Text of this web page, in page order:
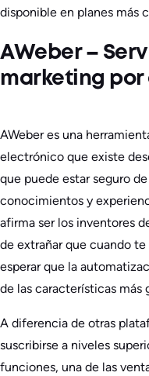
disponible en planes más
AWeber –
marketing
AWeber es una
electrónico que existe
que puede estar seguro
conocimientos y
afirma ser los inventores
de extrañar que cuando
esperar que la
de las características más
A diferencia de otras
suscribirse a niveles
funciones, una de las